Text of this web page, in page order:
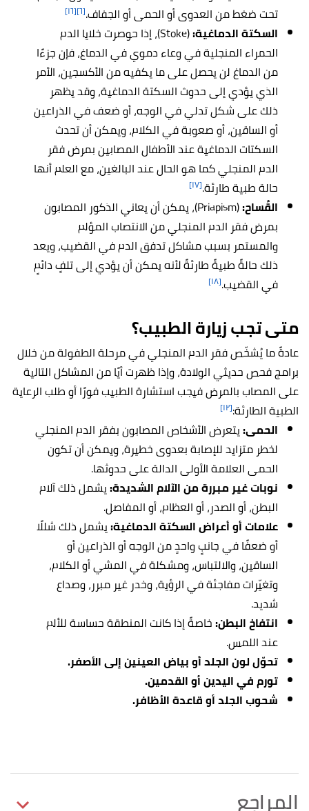
تحت ضغط من العدوى أو الحمى أو الجفاف.[٦] [١٦]
السكتة الدماغية:
(Stoke)، إذا حوصرت خلايا الدم
الحمراء المنجلية في وعاء دموي في الدماغ، فإن جزءًا
من الدماغ لن يحصل على ما يكفيه من الأكسجين، الأمر
الذي يؤدي إلى حدوث السكتة الدماغية، وقد يظهر
ذلك على شكل تدلي في الوجه، أو ضعف في الذراعين
أو الساقين، أو صعوبة في الكلام، ويمكن أن تحدث
السكتات الدماغية عند الأطفال المصابين بمرض فقر
الدم المنجلي كما هو الحال عند البالغين، مع العلم أنها
حالة طبية طارئة.[١٧]
القُساح:
(Priapism)، يمكن أن يعاني الذكور المصابون
بمرض فقر الدم المنجلي من الانتصاب المؤلم
والمستمر بسبب مشاكل تدفق الدم في القضيب، ويعد
ذلك حالةً طبيةً طارئةً لأنه يمكن أن يؤدي إلى تلفٍ دائمٍ
في القضيب.[١٨]
متى تجب زيارة الطبيب؟
عادةً ما يُشخّص فقر الدم المنجلي في مرحلة الطفولة من خلال
برامج فحص حديثي الولادة، وإذا ظهرت أيًا من المشاكل التالية
على المصاب بالمرض فيجب استشارة الطبيب فورًا أو طلب الرعاية
الطبية الطارئة:[١٢]
الحمى:يتعرض الأشخاص المصابون بفقر الدم المنجلي
لخطر متزايد للإصابة بعدوى خطيرة، ويمكن أن تكون
الحمى العلامة الأولى الدالة على حدوثها.
نوبات غير مبررة من الآلام الشديدة:يشمل ذلك آلام
البطن، أو الصدر، أو العظام، أو المفاصل.
علامات أو أعراض السكتة الدماغية:يشمل ذلك شللًا
أو ضعفًا في جانبٍ واحدٍ من الوجه أو الذراعين أو
الساقين، والالتباس، ومشكلة في المشي أو الكلام،
وتغيّرات مفاجئة في الرؤية، وخدر غير مبرر، وصداع
شديد.
انتفاخ البطن:خاصةً إذا كانت المنطقة حساسة للألم
عند اللمس.
تحوّل لون الجلد أو بياض العينين إلى الأصفر.
تورم في اليدين أو القدمين.
شحوب الجلد أو قاعدة الأظافر.
المراجع